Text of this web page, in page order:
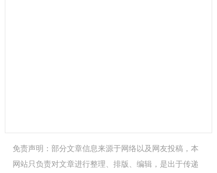
免责声明：部分文章信息来源于网络以及网友投稿，本
网站只负责对文章进行整理、排版、编辑，是出于传递